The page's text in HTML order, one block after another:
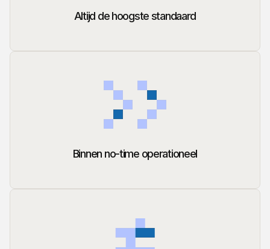
Altijd de hoogste standaard
Binnen no-time operationeel